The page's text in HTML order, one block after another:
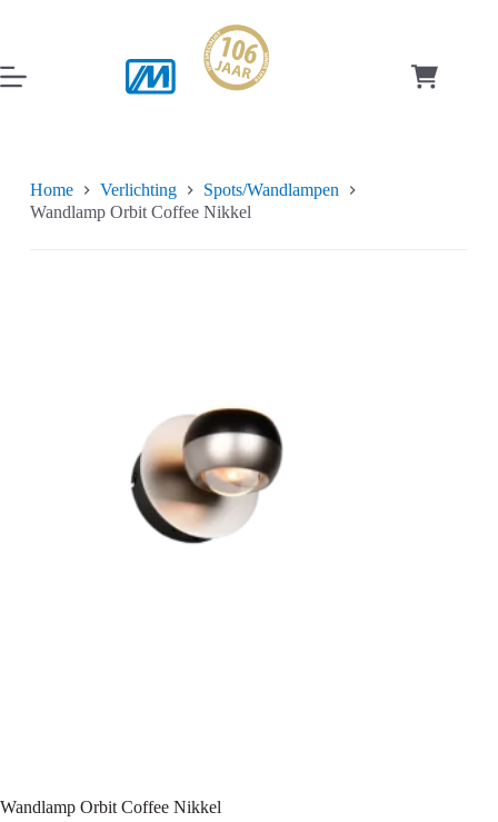
inhoud
Home Verlichting
Spots/Wandlampen
Wandlamp Orbit Coffee Nikkel
Wandlamp Orbit Coffee Nikkel